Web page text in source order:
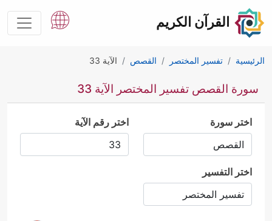
القرآن الكريم
الرئيسية تفسير المختصر القصص الآية 33
سورة القصص تفسير المختصر الآية 33
اختر سورة اختر رقم الآية
اختر التفسير